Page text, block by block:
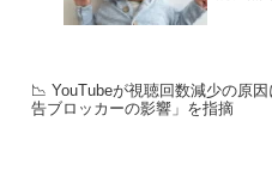
📉 YouTubeが視聴回数減少の原
告ブロッカーの影響」を指摘